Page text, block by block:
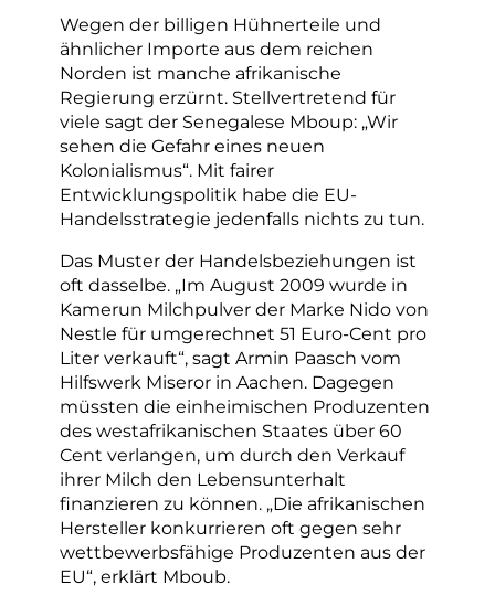
Wegen der billigen Hühnerteile und
ähnlicher Importe aus dem reichen
Norden ist manche afrikanische
Regierung erzürnt. Stellvertretend für
viele sagt der Senegalese Mboup: „Wir
sehen die Gefahr eines neuen
Kolonialismus“. Mit fairer
Entwicklungspolitik habe die EU-
Handelsstrategie jedenfalls nichts zu tun.
Das Muster der Handelsbeziehungen ist
oft dasselbe. „Im August 2009 wurde in
Kamerun Milchpulver der Marke Nido von
Nestle für umgerechnet 51 Euro-Cent pro
Liter verkauft“, sagt Armin Paasch vom
Hilfswerk Miseror in Aachen. Dagegen
müssten die einheimischen Produzenten
des westafrikanischen Staates über 60
Cent verlangen, um durch den Verkauf
ihrer Milch den Lebensunterhalt
finanzieren zu können. „Die afrikanischen
Hersteller konkurrieren oft gegen sehr
wettbewerbsfähige Produzenten aus der
EU“, erklärt Mboub.